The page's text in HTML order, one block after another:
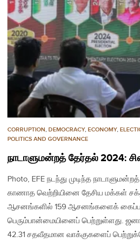
CORRUPTION, DEMOCRACY, ECONOMY,
POLITICS AND GOVERNANCE
நாடாளுமன்றத் தேர்தல் 2024:
Photo, EFE நடந்து முடிந்த
காணாத வெற்றியினை தேசிய மக்கள்
ஆசனங்களில் 159 ஆசனங்களைக்
பெரும்பான்மையினைப் பெற்றுள்ளது.
42.31 சதவீதமான வாக்குகளைப்